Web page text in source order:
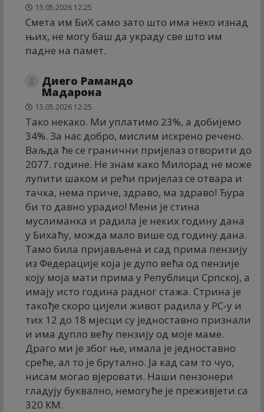
15.05.2026 12:25
Смета им БиХ само зато што има неко изнад
њих, не могу баш да украду све што им
падне на памет.
Диего Рамандо
Мадарона
15.05.2026 12:25
Тако некако. Ми уплатимо 23%, а добијемо
34%. За нас добро, мислим искрено речено.
Ваљда ће се гранични пријелаз отворити до
2077. године. Не знам како Милорад не може
лупити шаком и рећи пријелаз се отвара и
тачка, нема приче, здраво, ма здраво! Ђура
би то давно урадио! Мени је стина
муслиманка и радила је неких годину дана
у Бихаћу, можда мало више од годину дана.
Тамо била пријављена и сад прима пензију
из Федерације која је дупо већа од пензије
коју моја мати прима у Републици Српској, а
имају исто година радног стажа. Стрина је
такође скоро цијели живот радила у РС-у и
тих 12 до 18 мјесци су једноставно признали
и има дупло већу пензију од моје маме.
Драго ми је због ње, имала је једноставно
среће, ал то је брутално. Ја кад сам то чуо,
нисам могао вјеровати. Наши пензонери
гладују буквално, немогуће је преживјети са
320 КМ.